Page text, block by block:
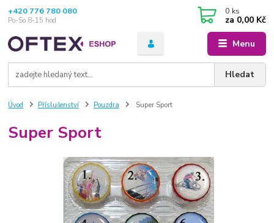
Menu
Hledat
+420 776 780 080
Po-So 8-15 hod
0 ks
za 0,00 Kč
Úvod Příslušenství Pouzdra Super Sport
Super Sport